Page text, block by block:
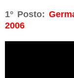
1° Posto:
2006